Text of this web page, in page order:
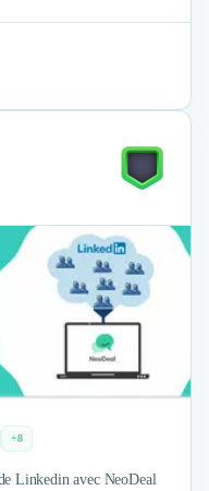
+8
Linkedin avec NeoDeal